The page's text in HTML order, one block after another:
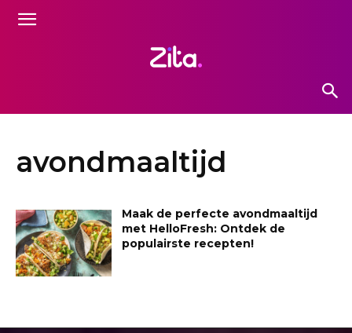
avondmaaltijd
Maak de perfecte avondmaaltijd
met HelloFresh: Ontdek de
populairste recepten!